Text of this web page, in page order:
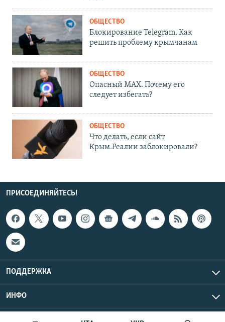
ОБЩЕСТВО
Блокирование Telegram. Как
решить проблему крымчанам
ОБЩЕСТВО
Опасный MAX. Почему его
следует избегать?
ОБЩЕСТВО
Что делать, если сайт
Крым.Реалии заблокировали?
ПРИСОЕДИНЯЙТЕСЬ!
ПОДДЕРЖКА
ИНФО